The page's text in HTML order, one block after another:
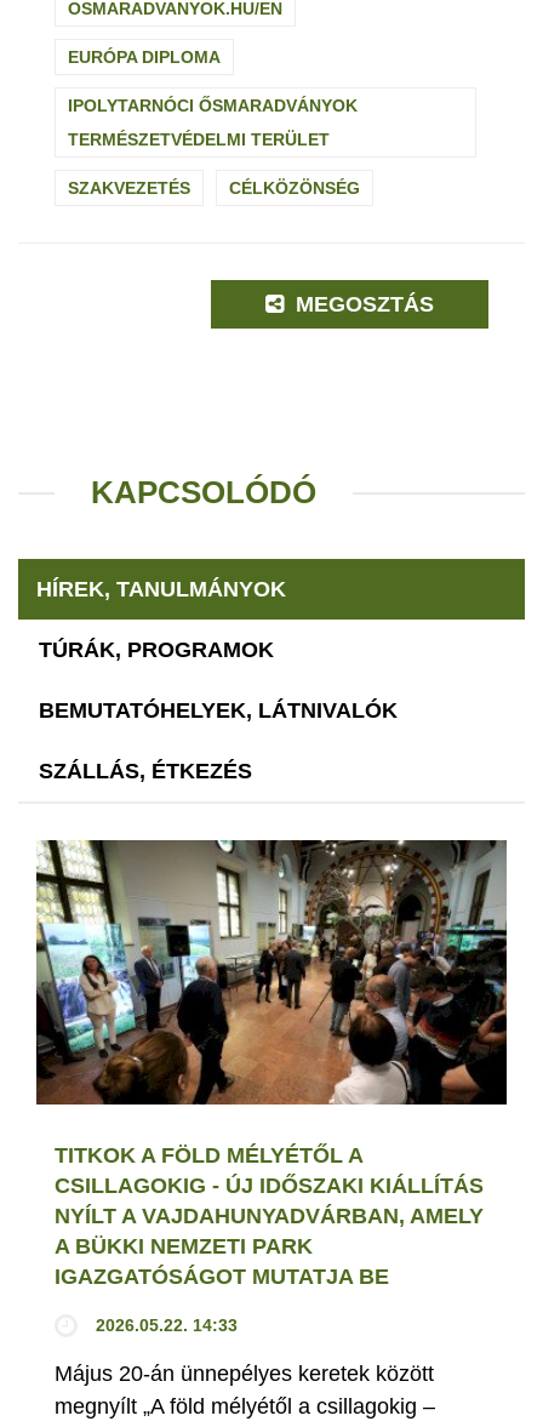
OSMARADVANYOK.HU/EN
EURÓPA DIPLOMA
IPOLYTARNÓCI ŐSMARADVÁNYOK
TERMÉSZETVÉDELMI TERÜLET
SZAKVEZETÉS CÉLKÖZÖNSÉG
MEGOSZTÁS
KAPCSOLÓDÓ
HÍREK, TANULMÁNYOK
TÚRÁK, PROGRAMOK
BEMUTATÓHELYEK, LÁTNIVALÓK
SZÁLLÁS, ÉTKEZÉS
TITKOK A FÖLD MÉLYÉTŐL A
CSILLAGOKIG - ÚJ IDŐSZAKI KIÁLLÍTÁS
NYÍLT A VAJDAHUNYADVÁRBAN, AMELY
A BÜKKI NEMZETI PARK
IGAZGATÓSÁGOT MUTATJA BE
2026.05.22. 14:33
Május 20-án ünnepélyes keretek között
megnyílt „A föld mélyétől a csillagokig –